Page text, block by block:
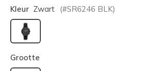
Kleur Zwart (#SR6246 BLK)
geselecteerd
Grootte